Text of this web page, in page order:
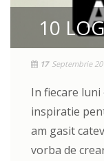
10
17 Septembrie
In fiecare luni
inspiratie
am gasit
vorba de